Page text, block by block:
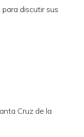
discutir sus
Cruz de la